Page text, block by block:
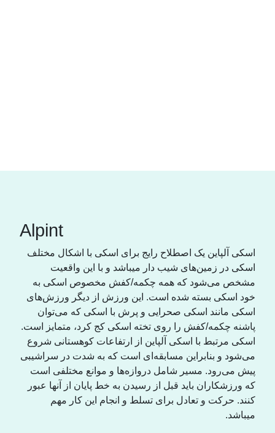
Alpint
اسکی آلپاین یک اصطلاح رایج برای اسکی با اشکال مختلف
اسکی در زمین‌های شیب دار میباشد و با این واقعیت
مشخص می‌شود که همە چکمه/کفش مخصوص اسکی به
خود اسکی بسته شده است. این ورزش از دیگر ورزش‌های
اسکی مانند اسکی صحرایی و پرش با اسکی که می‌توان
پاشنه چکمه/کفش را روی تختە اسکی کج کرد، متمایز است.
اسکی مرتبط با اسکی آلپاین از ارتفاعات کوهستانی شروع
می‌شود و بنابراین مسابقەای است که به شدت در سراشیبی
پیش می‌رود. مسیر شامل دروازەها و موانع مختلفی است
که ورزشکاران باید قبل از رسیدن به خط پایان از آنها عبور
کنند. حرکت و تعادل برای تسلط و انجام این کار مهم
میباشد.